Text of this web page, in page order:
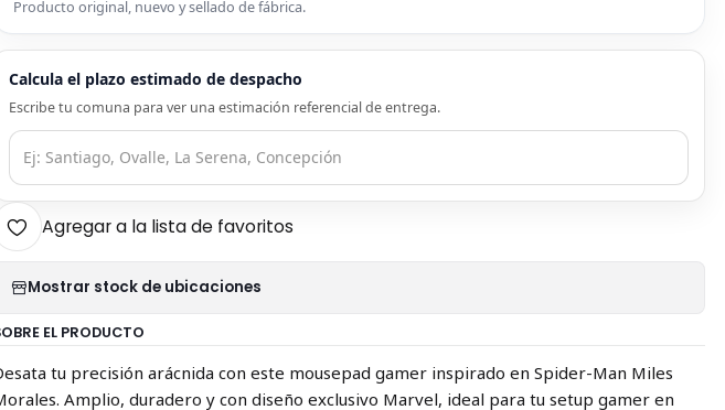
Producto original, nuevo y sellado de fábrica.
Calcula el plazo estimado de despacho
Escribe tu comuna para ver una estimación referencial de entrega.
Agregar a la lista de favoritos
Mostrar stock de ubicaciones
EL PRODUCTO
tu precisión arácnida con este mousepad gamer inspirado en Spider-Man Miles
Amplio, duradero y con diseño exclusivo Marvel, ideal para tu setup gamer en